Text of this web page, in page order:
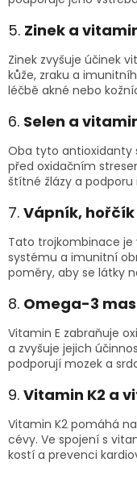
5. Zinek a
Zinek zvyšuje účinek
kůže, zraku a
léčbě akné nebo
6. Selen a
Oba tyto antioxidanty
před oxidačním
štítné žlázy a podporu
7. Vápník, hořčík
Tato trojkombinace je
systému a imunitní
poměry, aby se látky
8. Omega-3
Vitamin E zabraňuje
a zvyšuje jejich
podporují mozek a
9. Vitamin K2 a
Vitamin K2 pomáhá
cévy. Ve spojení s
kostí a prevenci